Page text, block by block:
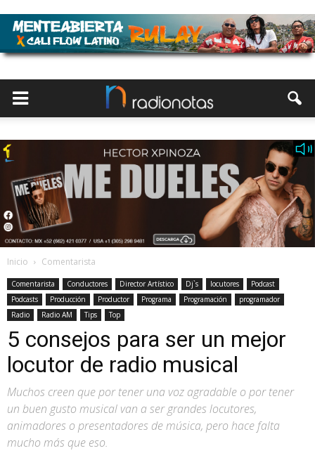
Inicio Comentarista
Comentarista Conductores Director Artístico Dj`s locutores
Podcast
Podcasts
Producción Productor Programa Programación
programador
Radio
Radio AM Tips Top
5 consejos para ser un mejor
locutor de radio musical
Muchos creen que por tener una voz agradable o por tener
un buen gusto musical van a ser grandes locutores,
animadores o presentadores de música, pero hace falta
mucho más que eso.